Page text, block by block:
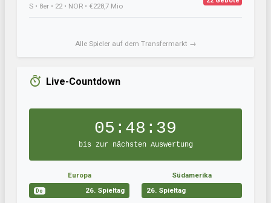
S • 8er • 22 • NOR • €228,7 Mio
Alle Spieler auf dem Transfermarkt →
Live-Countdown
05:48:39
bis zur nächsten Auswertung
Europa
Do 26. Spieltag
Südamerika
26. Spieltag